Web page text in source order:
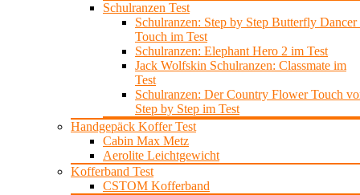
Schulranzen Test
Schulranzen: Step by Step Butterfly Dancer
Touch im Test
Schulranzen: Elephant Hero 2 im Test
Jack Wolfskin Schulranzen: Classmate im
Test
Schulranzen: Der Country Flower Touch
Step by Step im Test
Handgepäck Koffer Test
Cabin Max Metz
Aerolite Leichtgewicht
Kofferband Test
CSTOM Kofferband